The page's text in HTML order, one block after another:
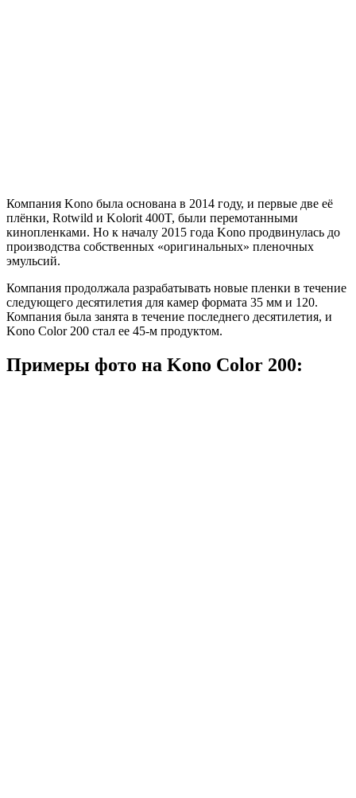
Компания Kono была основана в 2014 году, и первые две её
плёнки, Rotwild и Kolorit 400T, были перемотанными
кинопленками. Но к началу 2015 года Kono продвинулась до
производства собственных «оригинальных» пленочных
эмульсий.
Компания продолжала разрабатывать новые пленки в течение
следующего десятилетия для камер формата 35 мм и 120.
Компания была занята в течение последнего десятилетия, и
Kono Color 200 стал ее 45-м продуктом.
Примеры фото на Kono Color 200: